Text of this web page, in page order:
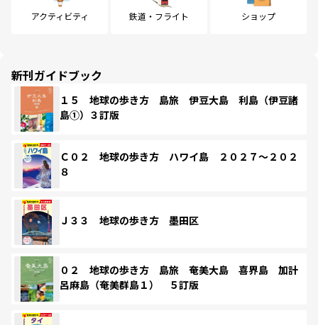
アクティビティ 鉄道・フライト ショップ
新刊ガイドブック
１５ 地球の歩き方 島旅 伊豆大島 利島（伊豆諸
島①）３訂版
Ｃ０２ 地球の歩き方 ハワイ島 ２０２７～２０２
８
Ｊ３３ 地球の歩き方 墨田区
０２ 地球の歩き方 島旅 奄美大島 喜界島 加計
呂麻島（奄美群島１） ５訂版